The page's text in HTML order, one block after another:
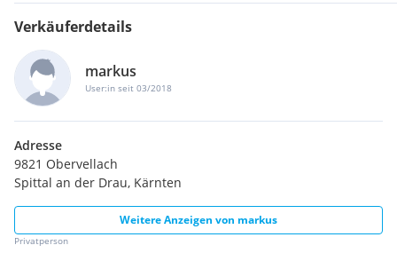
Verkäuferdetails
markus
User:in seit 03/2018
Adresse
9821 Obervellach
Spittal an der Drau, Kärnten
Weitere Anzeigen von markus
Privatperson